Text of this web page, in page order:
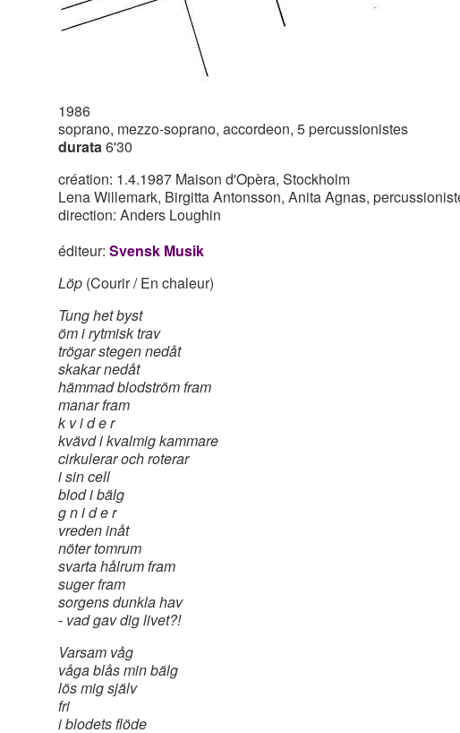
1986
soprano, mezzo-soprano, accordeon, 5 percussionistes
durata6'30
création: 1.4.1987 Maison d'Opèra, Stockholm
Lena Willemark, Birgitta Antonsson, Anita Agnas,
direction: Anders Loughin
éditeur: Svensk Musik
Löp (Courir / En chaleur)
Tung het byst
öm i rytmisk trav
trögar stegen nedåt
skakar nedåt
hämmad blodström fram
manar fram
k v i d e r
kvävd i kvalmig kammare
cirkulerar och roterar
i sin cell
blod i bälg
g n i d e r
vreden inåt
nöter tomrum
svarta hålrum fram
suger fram
sorgens dunkla hav
- vad gav dig livet?!
Varsam våg
våga blås min bälg
lös mig själv
fri
i blodets flöde